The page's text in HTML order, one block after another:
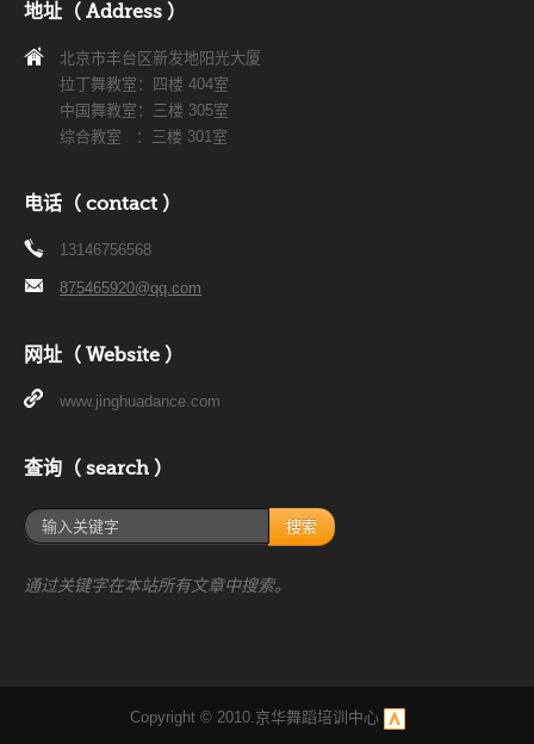
地址（ Address ）
北京市丰台区新发地阳光大厦
拉丁舞教室：四楼 404室
中国舞教室：三楼 305室
综合教室 ：三楼 301室
电话（ contact ）
13146756568
875465920@qq.com
网址（ Website ）
www.jinghuadance.com
查询（ search ）
搜索
通过关键字在本站所有文章中搜索。
Copyright © 2010.京华舞蹈培训中心